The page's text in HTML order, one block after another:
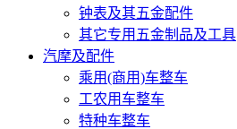
钟表及其五金配件
其它专用五金制品及工具
汽摩及配件
乘用(商用)车整车
工农用车整车
特种车整车